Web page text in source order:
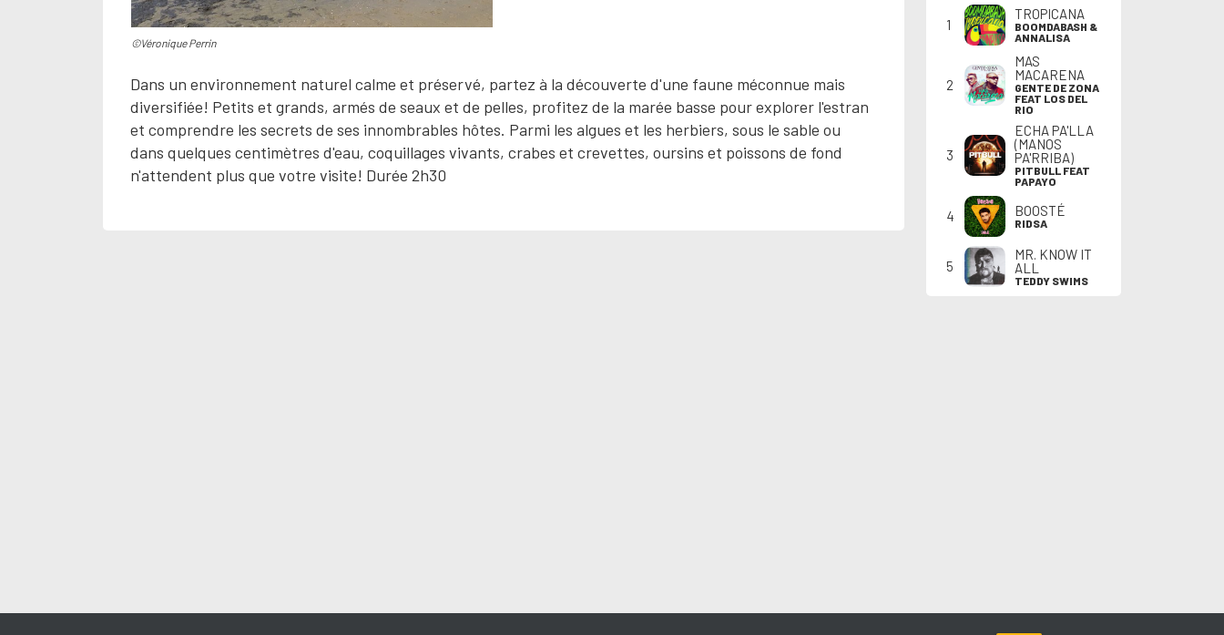
©Véronique Perrin
Dans un environnement naturel calme et préservé, partez à la découverte d'une faune méconnue mais
diversifiée! Petits et grands, armés de seaux et de pelles, profitez de la marée basse pour explorer l'estran
et comprendre les secrets de ses innombrables hôtes. Parmi les algues et les herbiers, sous le sable ou
dans quelques centimètres d'eau, coquillages vivants, crabes et crevettes, oursins et poissons de fond
n'attendent plus que votre visite! Durée 2h30
1
TROPICANA
BOOMDABASH &
ANNALISA
2
MAS
MACARENA
GENTE DE ZONA
FEAT LOS DEL
RIO
3
ECHA PA'LLA
(MANOS
PA'RRIBA)
PITBULL FEAT
PAPAYO
4 BOOSTÉ
RIDSA
5
MR. KNOW IT
ALL
TEDDY SWIMS